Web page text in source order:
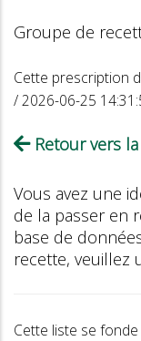
Groupe de
Cette prescription
/ 2026-06-25
Retour vers
Vous avez une
de la passer en
base de
recette, veuillez
Cette liste se